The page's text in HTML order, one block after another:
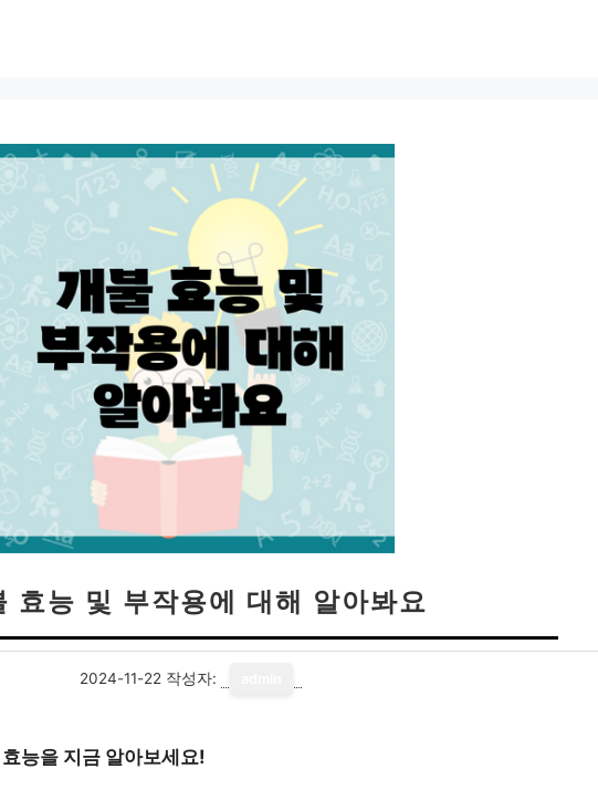
효능 및 부작용에 대해 알아봐요
2024-11-22 작성자:
능을 지금 알아보세요!